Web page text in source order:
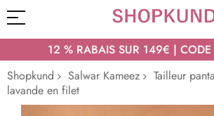
12 % RABAIS SUR 149€ |
Shopkund
Salwar Kameez
Tailleur
lavande en filet